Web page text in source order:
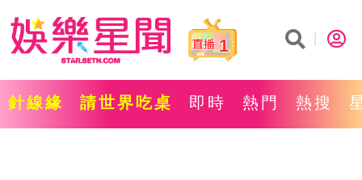
1
針線緣 請世界吃桌 即時 熱門 熱搜